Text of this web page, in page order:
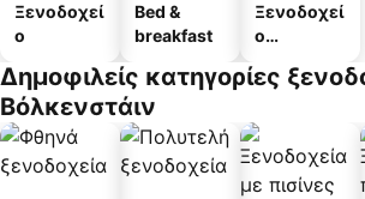
Ξενοδοχεί
ο
Bed &
breakfast
Ξενοδοχεί
ο
άτων
Δημοφιλείς κατηγορίες
Βόλκενστάιν